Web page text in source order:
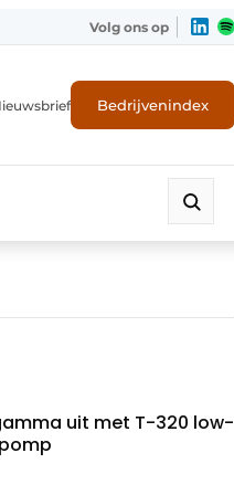
Volg ons op
Bedrijvenindex
uit met T-320 low-